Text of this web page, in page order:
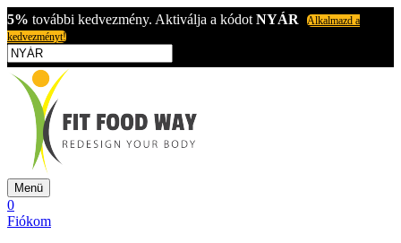
5% további kedvezmény. Aktiválja a kódot NYÁR
Alkalmazd a
kedvezményt!
Menü
0
Fiókom